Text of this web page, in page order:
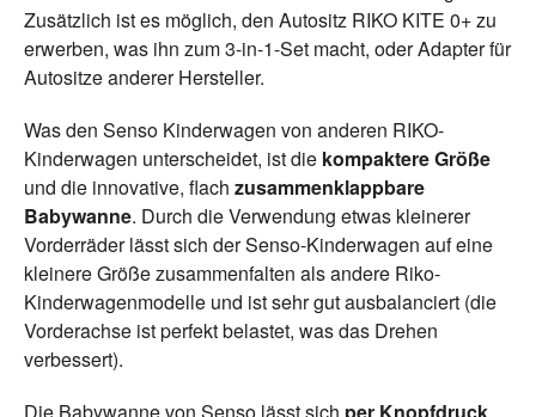
Zusätzlich ist es möglich, den Autositz RIKO KITE 0+ zu
erwerben, was ihn zum 3-in-1-Set macht, oder Adapter für
Autositze anderer Hersteller.
Was den Senso Kinderwagen von anderen RIKO-
Kinderwagen unterscheidet, ist die kompaktere Größe
und die innovative, flach zusammenklappbare
Babywanne. Durch die Verwendung etwas kleinerer
Vorderräder lässt sich der Senso-Kinderwagen auf eine
kleinere Größe zusammenfalten als andere Riko-
Kinderwagenmodelle und ist sehr gut ausbalanciert (die
Vorderachse ist perfekt belastet, was das Drehen
verbessert).